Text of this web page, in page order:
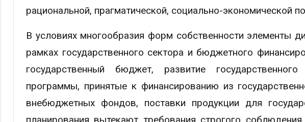
рациональной, прагматической, социально-экономической
В условиях многообразия форм собственности элементы
рамках государственного сектора и бюджетного
государственный бюджет, развитие
программы, принятые к финансированию из
внебюджетных фондов, поставки продукции для